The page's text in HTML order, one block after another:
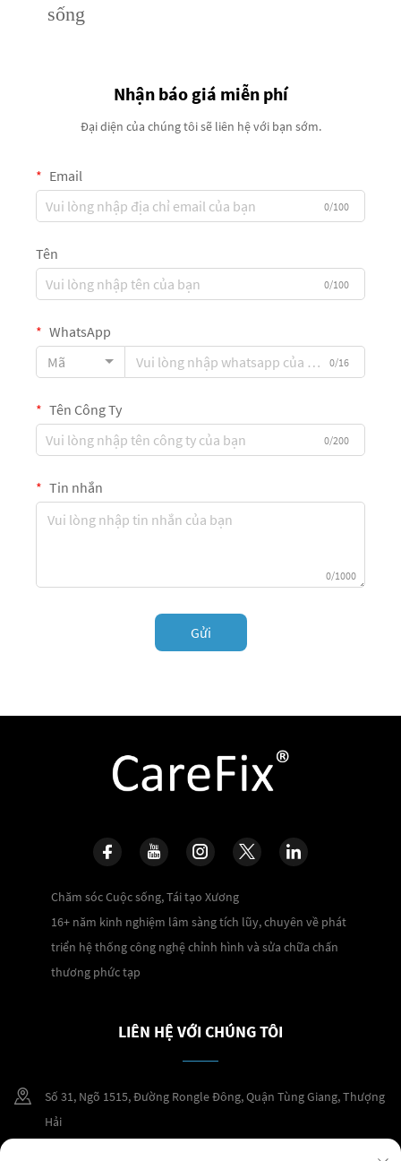
sống
Nhận báo giá miễn phí
Đại diện của chúng tôi sẽ liên hệ với bạn sớm.
Email
0/100
Tên
0/100
WhatsApp
Mã
0/16
Tên Công Ty
0/200
Tin nhắn
0/1000
Gửi
Chăm sóc Cuộc sống, Tái tạo Xương
16+ năm kinh nghiệm lâm sàng tích lũy, chuyên về phát
triển hệ thống công nghệ chỉnh hình và sửa chữa chấn
thương phức tạp
LIÊN HỆ VỚI CHÚNG TÔI
Số 31, Ngõ 1515, Đường Rongle Đông, Quận Tùng Giang, Thượng
Hải